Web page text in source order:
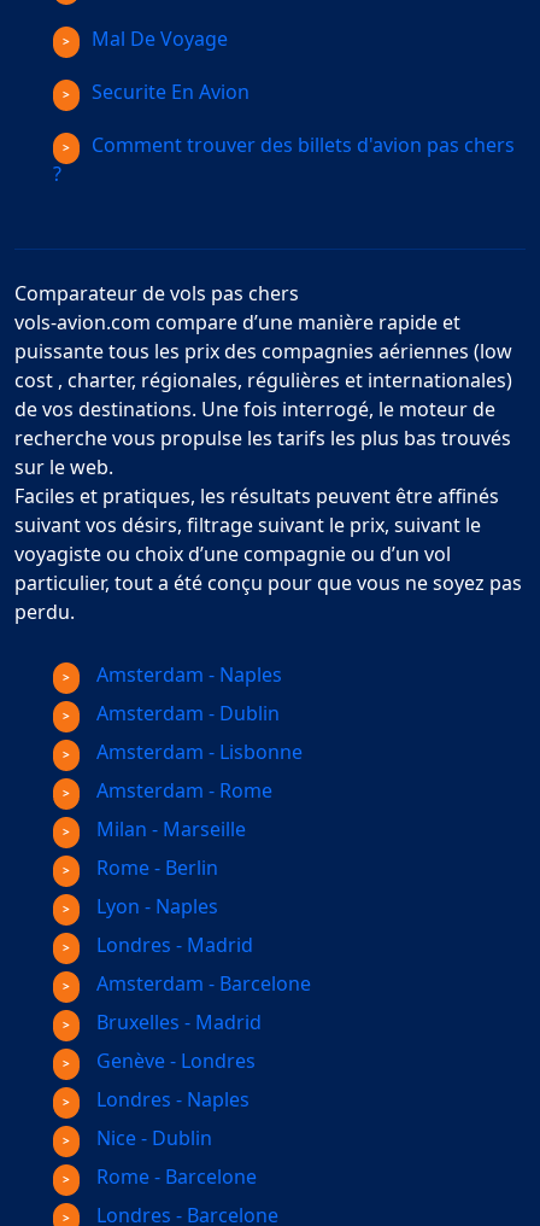
Mal De Voyage
Securite En Avion
Comment trouver des billets d'avion pas chers
?
Comparateur de vols pas chers
vols-avion.com compare d’une manière rapide et
puissante tous les prix des compagnies aériennes (low
cost , charter, régionales, régulières et internationales)
de vos destinations. Une fois interrogé, le moteur de
recherche vous propulse les tarifs les plus bas trouvés
sur le web.
Faciles et pratiques, les résultats peuvent être affinés
suivant vos désirs, filtrage suivant le prix, suivant le
voyagiste ou choix d’une compagnie ou d’un vol
particulier, tout a été conçu pour que vous ne soyez pas
perdu.
Amsterdam - Naples
Amsterdam - Dublin
Amsterdam - Lisbonne
Amsterdam - Rome
Milan - Marseille
Rome - Berlin
Lyon - Naples
Londres - Madrid
Amsterdam - Barcelone
Bruxelles - Madrid
Genève - Londres
Londres - Naples
Nice - Dublin
Rome - Barcelone
Londres - Barcelone